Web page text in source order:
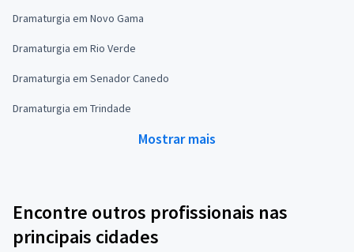
Dramaturgia em Novo Gama
Dramaturgia em Rio Verde
Dramaturgia em Senador Canedo
Dramaturgia em Trindade
Mostrar mais
Encontre outros profissionais nas
principais cidades